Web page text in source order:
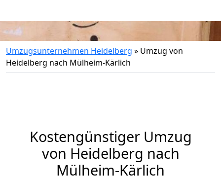
Umzugsunternehmen Heidelberg » Umzug von
Heidelberg nach Mülheim-Kärlich
Kostengünstiger Umzug
von Heidelberg nach
Mülheim-Kärlich